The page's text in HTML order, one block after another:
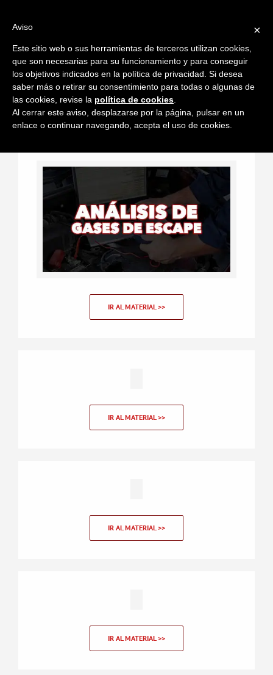
contenido
Accede a tus Cursos
IR AL MATERIAL >>
IR AL MATERIAL >>
IR AL MATERIAL >>
IR AL MATERIAL >>
×
Aviso
Este sitio web o sus herramientas de terceros utilizan cookies,
que son necesarias para su funcionamiento y para conseguir
los objetivos indicados en la política de privacidad. Si desea
saber más o retirar su consentimiento para todas o algunas de
las cookies, revise la política de cookies
Al cerrar este aviso, desplazarse por la página, pulsar en un
enlace o continuar navegando, acepta el uso de cookies.